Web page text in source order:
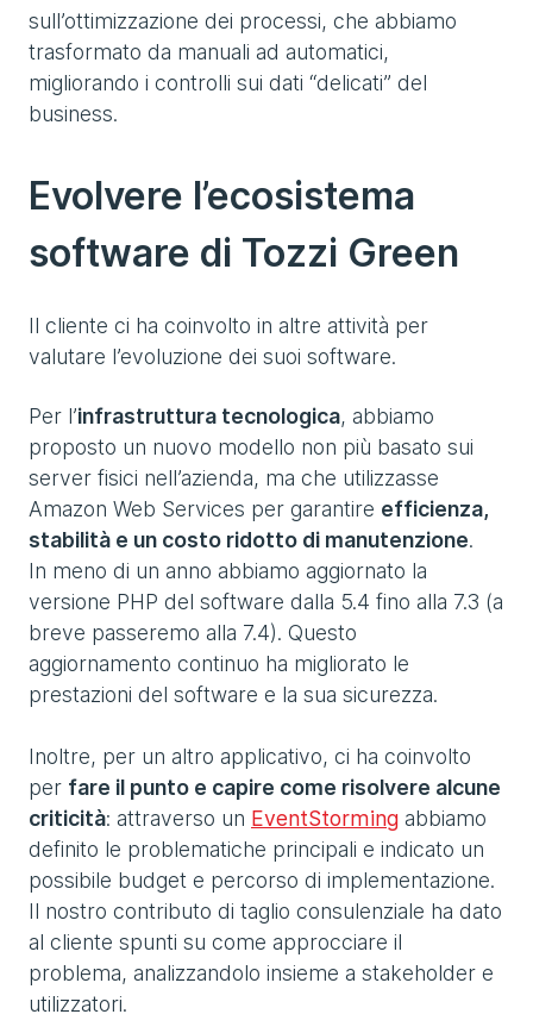
sull’ottimizzazione dei processi, che abbiamo
trasformato da manuali ad automatici,
migliorando i controlli sui dati “delicati” del
business.
Evolvere l’ecosistema
software di Tozzi Green
Il cliente ci ha coinvolto in altre attività per
valutare l’evoluzione dei suoi software.
Per l’infrastruttura tecnologica, abbiamo
proposto un nuovo modello non più basato sui
server fisici nell’azienda, ma che utilizzasse
Amazon Web Services per garantire efficienza,
stabilità e un costo ridotto di manutenzione.
In meno di un anno abbiamo aggiornato la
versione PHP del software dalla 5.4 fino alla 7.3 (a
breve passeremo alla 7.4). Questo
aggiornamento continuo ha migliorato le
prestazioni del software e la sua sicurezza.
Inoltre, per un altro applicativo, ci ha coinvolto
per fare il punto e capire come risolvere alcune
criticità: attraverso un EventStorming abbiamo
definito le problematiche principali e indicato un
possibile budget e percorso di implementazione.
Il nostro contributo di taglio consulenziale ha dato
al cliente spunti su come approcciare il
problema, analizzandolo insieme a stakeholder e
utilizzatori.